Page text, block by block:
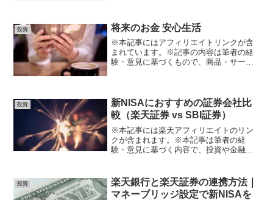
任で行ってください。「投...
投資 将来のお金 安心生活
※本記事にはアフィリエイトリンクが含
まれています。※記事の内容は筆者の経
験・意見に基づくもので、商品・サービ
任で行ってください。将来...
投資
新NISAにおすすめの証券会社比
較（楽天証券 vs SBI証券）
※本記事には楽天アフィリエイトのリン
クが含まれます。※本記事は筆者の経
験・意見に基づく内容で、投資や金融商
天経済圏サービス（楽天カード、楽天銀
行、楽天証券、楽天モバイル...
投資
楽天銀行と楽天証券の連携方法｜
マネーブリッジ設定で新NISAを